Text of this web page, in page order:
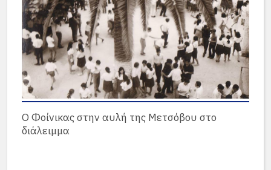
Ο Φοίνικας στην αυλή της Μετσόβου στο
διάλειμμα